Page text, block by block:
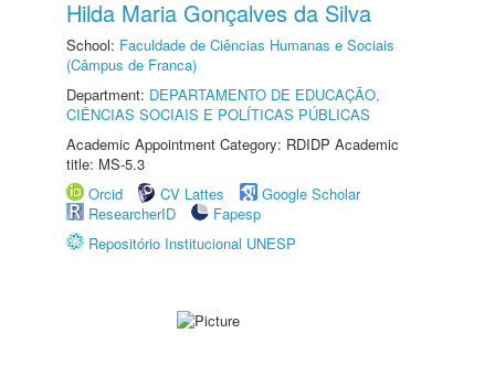
Hilda Maria Gonçalves da Silva
School: Faculdade de Ciências Humanas e Sociais
(Câmpus de Franca)
Department: DEPARTAMENTO DE EDUCAÇÃO,
CIÊNCIAS SOCIAIS E POLÍTICAS PÚBLICAS
Academic Appointment Category: RDIDP Academic
title: MS-5.3
Orcid
CV Lattes
Google Scholar
ResearcherID
Fapesp
Repositório Institucional UNESP